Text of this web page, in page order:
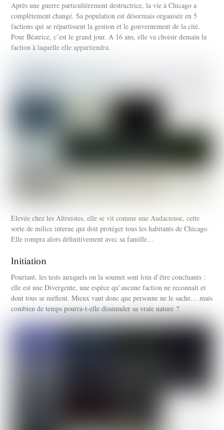
Après une guerre particulièrement destructrice, la vie à Chicago a
complètement changé. Sa population est désormais organisée en 5
factions qui se répartissent la gestion et le gouvernement de la cité.
Pour Béatrice, c’est le grand jour. A 16 ans, elle va choisir demain la
faction à laquelle elle appartiendra.
Elevée chez les Altruistes, elle se vit comme une Audacieuse, cette
sorte de milice interne qui doit protéger tous les habitants de Chicago.
Elle rompra alors définitivement avec sa famille…
Initiation
Pourtant, les tests auxquels on la soumet sont loin d’être concluants :
elle est une Divergente, une espèce qu’aucune faction ne reconnaît et
dont tous se méfient. Mieux vaut donc que personne ne le sache… mais
combien de temps pourra-t-elle dissimuler sa vraie nature ?